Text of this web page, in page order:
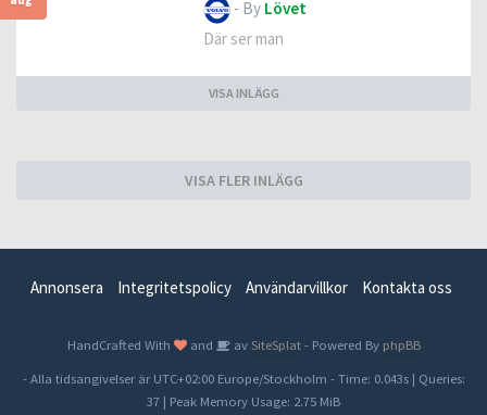
- By Lövet
Där ser man
VISA INLÄGG
VISA FLER INLÄGG
Annonsera Integritetspolicy Användarvillkor Kontakta oss
HandCrafted With and avSiteSplat- Powered By phpBB
- Alla tidsangivelser är UTC+02:00 Europe/Stockholm - Time: 0.043s| Queries:
37 | Peak Memory Usage: 2.75 MiB